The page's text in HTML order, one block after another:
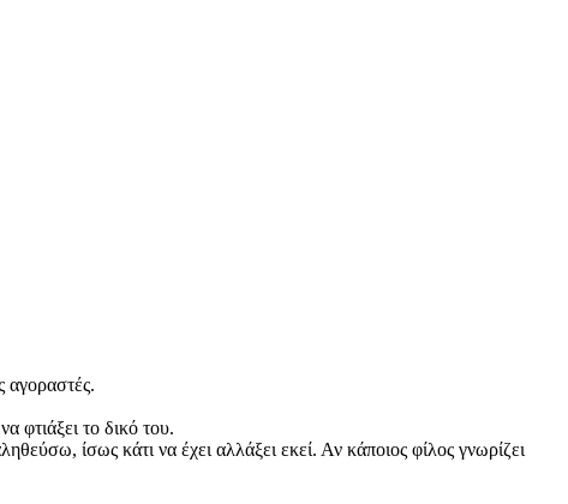
αγοραστές.
φτιάξει το δικό του.
ίσως κάτι να έχει αλλάξει εκεί. Αν κάποιος φίλος γνωρίζει